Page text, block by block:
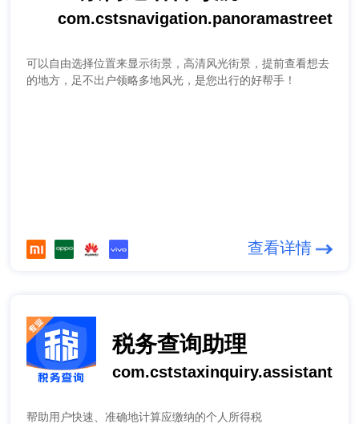
com.cstsnavigation.panoramastreet
可以自由选择位置来显示街景，高清风光街景，提前查看想去
的地方，足不出户领略多地风光，是您出行的好帮手！
查看详情
税务查询助理
com.cststaxinquiry.assistant
帮助用户快速、准确地计算应缴纳的个人所得税